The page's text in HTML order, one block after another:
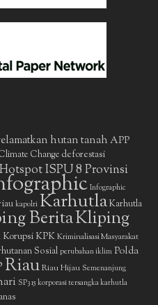
hutan tanah APP
Change deforestasi
Hotspot ISPU 8 Provinsi
Infographic
kapolri KarhutlaKarhutla
BeritaKliping
Korupsi KPKKriminalisasi Masyarakat
Sosial perubahan iklim Polda
RiauRiau Hijau Semenanjung
SP3 15 korporasi tersangka karhutla